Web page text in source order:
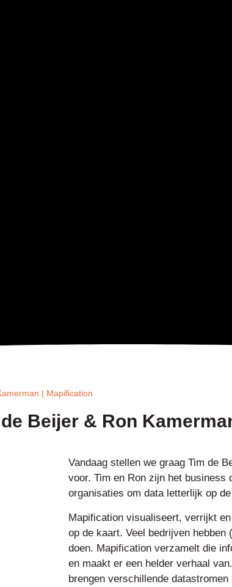
| Mapification
Beijer & Ron
Vandaag stellen we graag Tim de
voor. Tim en Ron zijn het business
organisaties om data letterlijk op
Mapification visualiseert, verrijkt
op de kaart. Veel bedrijven
doen. Mapification verzamelt die
en maakt er een helder verhaal
brengen verschillende